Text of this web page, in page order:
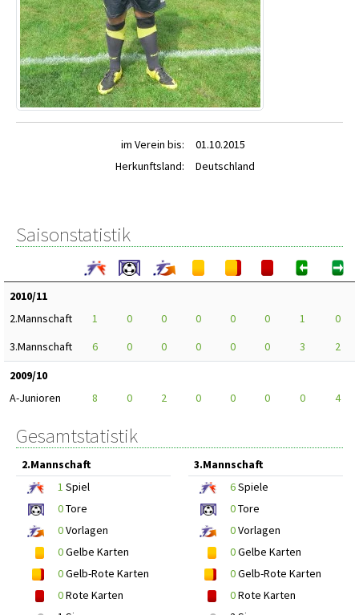
im Verein bis:
01.10.2015
Herkunftsland:
Deutschland
Saisonstatistik
2010/11
2.Mannschaft
1 0 0 0 0 0 1
0
3.Mannschaft
6 0 0 0 0 0 3
2
2009/10
A-Junioren
8 0 2 0 0 0 0 4
Gesamtstatistik
2.Mannschaft
1 Spiel
0Tore
0Vorlagen
0Gelbe Karten
0Gelb-Rote Karten
0Rote Karten
3.Mannschaft
6Spiele
0Tore
0Vorlagen
0Gelbe Karten
0Gelb-Rote Karten
0Rote Karten